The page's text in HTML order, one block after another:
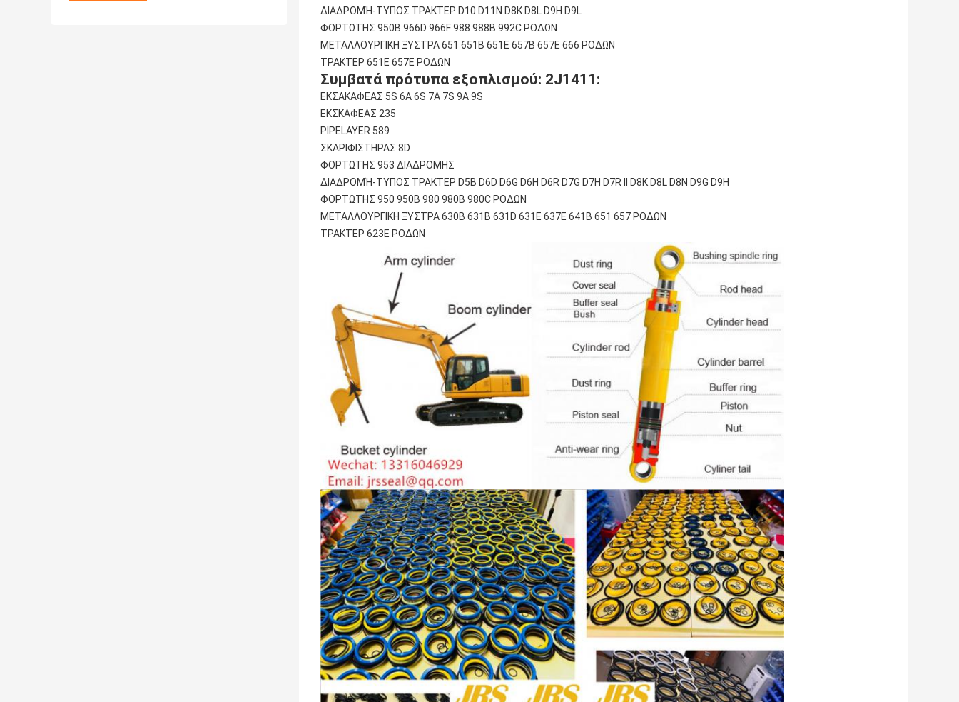
ΔΙΑΔΡΟΜΉ-ΤΥΠΟΣ ΤΡΑΚΤΕΡ D10 D11N D8K D8L D9H D9L
ΦΟΡΤΩΤΗΣ 950B 966D 966F 988 988B 992C ΡΟΔΩΝ
ΜΕΤΑΛΛΟΥΡΓΙΚΗ ΞΎΣΤΡΑ 651 651B 651E 657B 657E 666 ΡΟΔΩΝ
ΤΡΑΚΤΕΡ 651E 657E ΡΟΔΩΝ
Συμβατά πρότυπα εξοπλισμού: 2J1411:
ΕΚΣΑΚΑΦΕΑΣ 5S 6A 6S 7A 7S 9A 9S
ΕΚΣΚΑΦΕΑΣ 235
PIPELAYER 589
ΣΚΑΡΙΦΙΣΤΗΡΑΣ 8D
ΦΟΡΤΩΤΗΣ 953 ΔΙΑΔΡΟΜΗΣ
ΔΙΑΔΡΟΜΉ-ΤΥΠΟΣ ΤΡΑΚΤΕΡ D5B D6D D6G D6H D6R D7G D7H D7R ΙΙ D8K D8L D8N D9G D9H
ΦΟΡΤΩΤΗΣ 950 950B 980 980B 980C ΡΟΔΩΝ
ΜΕΤΑΛΛΟΥΡΓΙΚΗ ΞΎΣΤΡΑ 630B 631B 631D 631E 637E 641B 651 657 ΡΟΔΩΝ
ΤΡΑΚΤΕΡ 623E ΡΟΔΩΝ